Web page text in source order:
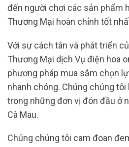
đến người chơi các sản phẩm
Thương Mại hoàn chỉnh tốt
Với sự cách tân và phát triển
Thương Mại dịch Vụ điện hoa
phương pháp mua sắm chọn
nhanh chóng. Chúng chúng
trong những đơn vị đón đầu ở
Cà Mau.
Chúng chúng tôi cam đoan